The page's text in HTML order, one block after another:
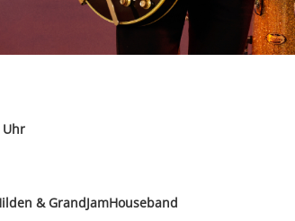
Uhr
& GrandJamHouseband